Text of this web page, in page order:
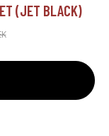
(JET BLACK)